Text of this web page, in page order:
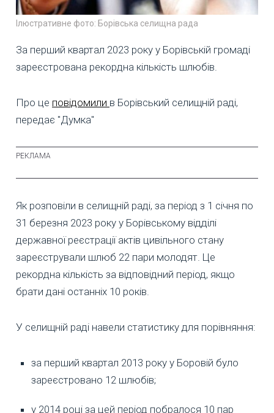
Ілюстративне фото: Борівська селищна рада
За перший квартал 2023 року у Борівській громаді
зареєстрована рекордна кількість шлюбів.
Про це повідомили в Борівський селищній раді,
передає "Думка"
Як розповіли в селищній раді, за період з 1 січня по
31 березня 2023 року у Борівському відділі
державної реєстрації актів цивільного стану
зареєстрували шлюб 22 пари молодят. Це
рекордна кількість за відповідний період, якщо
брати дані останніх 10 років.
У селищній раді навели статистику для порівняння:
за перший квартал 2013 року у Боровій було
зареєстровано 12 шлюбів;
у 2014 році за цей період побралося 10 пар